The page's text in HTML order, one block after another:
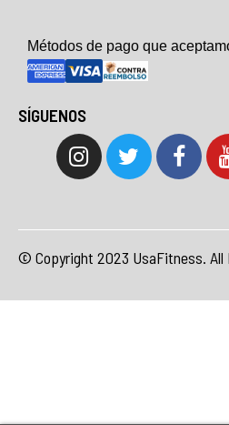
Métodos de pago que aceptam
SÍGUENOS
© Copyright 2023 UsaFitness. All